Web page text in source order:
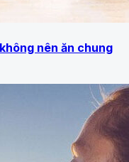
nên ăn chung